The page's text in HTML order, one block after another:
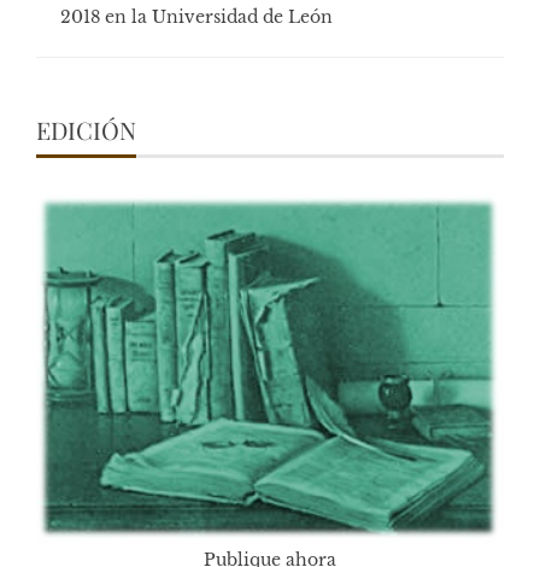
2018 en la Universidad de León
EDICIÓN
Publique ahora